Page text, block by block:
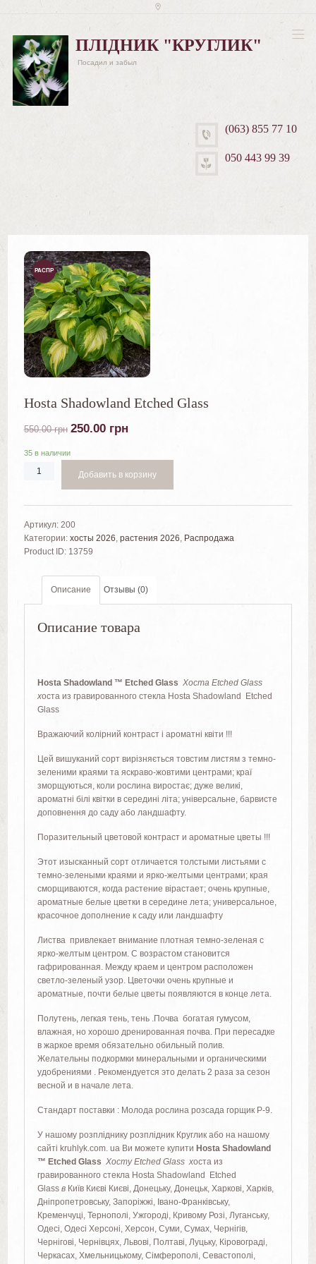
ПЛІДНИК "КРУГЛИК"
Посадил и забыл
(063) 855 77 10
050 443 99 39
РАСПР
ОДАЖ
А!
Hosta Shadowland Etched Glass
550.00грн 250.00 грн
35 в наличии
Добавить в корзину
Артикул: 200
Категории: хосты 2026, растения 2026, Распродажа
Product ID: 13759
Описание Отзывы (0)
Описание товара
Hosta Shadowland ™ Etched Glass Хоста Etched Glass
хоста из гравированного стекла Hosta Shadowland Etched
Glass
Вражаючий колірний контраст і ароматні квіти !!!
Цей вишуканий сорт вирізняється товстим листям з темно-
зеленими краями та яскраво-жовтими центрами; краї
зморщуються, коли рослина виростає; дуже великі,
ароматні білі квітки в середині літа; універсальне, барвисте
доповнення до саду або ландшафту.
Поразительный цветовой контраст и ароматные цветы !!!
Этот изысканный сорт отличается толстыми листьями с
темно-зелеными краями и ярко-желтыми центрами; края
сморщиваются, когда растение вірастает; очень крупные,
ароматные белые цветки в середине лета; универсальное,
красочное дополнение к саду или ландшафту
Листва привлекает внимание плотная темно-зеленая с
ярко-желтым центром. С возрастом становится
гафрированная. Между краем и центром расположен
светло-зеленый узор. Цветочки очень крупные и
ароматные, почти белые цветы появляются в конце лета.
Полутень, легкая тень, тень . Почва богатая гумусом,
влажная, но хорошо дренированная почва. При пересадке
в жаркое время обязательно обильный полив.
Желательны подкормки минеральными и органическими
удобрениями . Рекомендуется это делать 2 раза за сезон
весной и в начале лета.
Стандарт поставки : Молода рослина розсада горщик Р-9.
У нашому розпліднику розплідник Круглик або на нашому
сайті kruhlyk.com. ua Ви можете купити Hosta Shadowland
™ Etched Glass Хосту Etched Glass хоста из
гравированного стекла Hosta Shadowland Etched
Glass вКиїв Києві Києві, Донецьку, Донецьк, Харкові, Харків,
Дніпропетровську, Запоріжжі, Івано-Франківську,
Кременчуці, Тернополі, Ужгороді, Кривому Розі, Луганську,
Одесі, Одесі Херсоні, Херсон, Суми, Сумах, Чернігів,
Чернігові, Чернівцях, Львові, Полтаві, Луцьку, Кіровограді,
Черкасах, Хмельницькому, Сімферополі, Севастополі,